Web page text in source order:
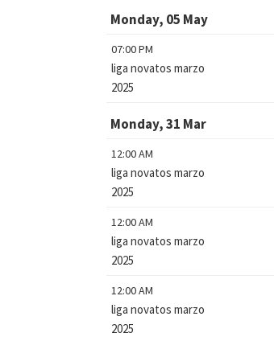
Monday, 05 May
07:00 PM
liga novatos marzo
2025
Monday, 31 Mar
12:00 AM
liga novatos marzo
2025
12:00 AM
liga novatos marzo
2025
12:00 AM
liga novatos marzo
2025